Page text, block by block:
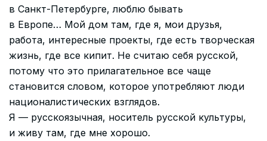
в Санкт-Петербурге, люблю бывать
в Европе… Мой дом там, где я, мои друзья,
работа, интересные проекты, где есть творческая
жизнь, где все кипит. Не считаю себя русской,
потому что это прилагательное все чаще
становится словом, которое употребляют люди
националистических взглядов.
Я — русскоязычная, носитель русской культуры,
и живу там, где мне хорошо.